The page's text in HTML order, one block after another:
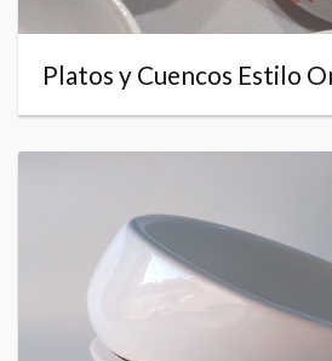
Platos y Cuencos Estilo